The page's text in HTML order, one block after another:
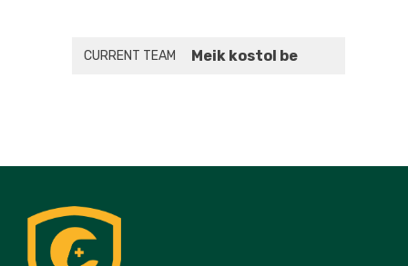
CURRENT TEAM Meik kostol be